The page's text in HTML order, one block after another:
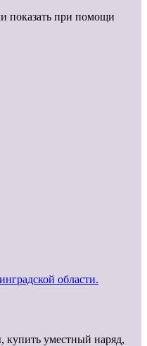
показать при помощи
области.
купить уместный наряд,